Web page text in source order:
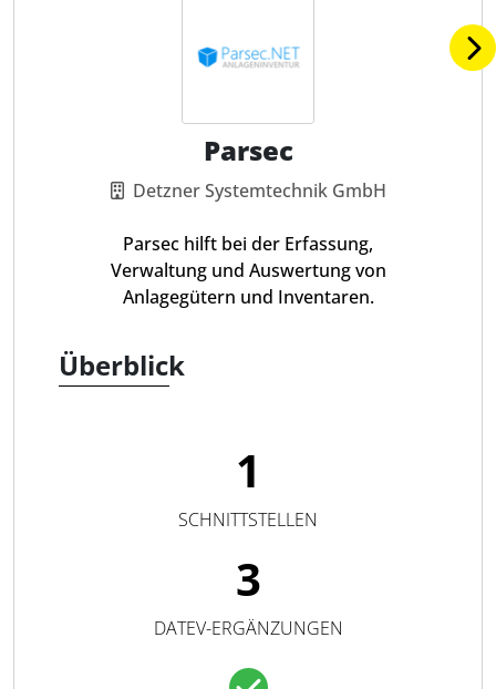
Parsec
Detzner Systemtechnik GmbH
Parsec hilft bei der Erfassung,
Verwaltung und Auswertung von
Anlagegütern und Inventaren.
Überblick
1
SCHNITTSTELLEN
3
DATEV-ERGÄNZUNGEN